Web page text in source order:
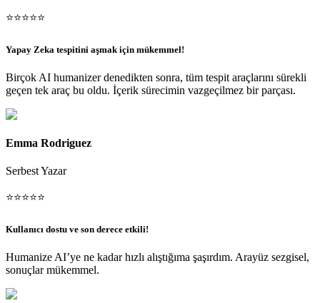
⭐⭐⭐⭐⭐
Yapay Zeka tespitini aşmak için mükemmel!
Birçok AI humanizer denedikten sonra, tüm tespit araçlarını sürekli
geçen tek araç bu oldu. İçerik sürecimin vazgeçilmez bir parçası.
Emma Rodriguez
Serbest Yazar
⭐⭐⭐⭐⭐
Kullanıcı dostu ve son derece etkili!
Humanize AI’ye ne kadar hızlı alıştığıma şaşırdım. Arayüz sezgisel,
sonuçlar mükemmel.